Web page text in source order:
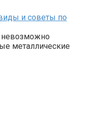
и советы по
невозможно
металлические